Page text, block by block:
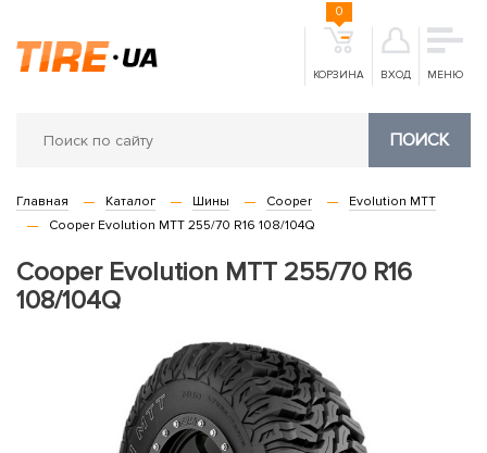
КОРЗИНА
0
ВХОД МЕНЮ
ПОИСК
Главная Каталог Шины Cooper
Evolution MTT
Cooper Evolution MTT 255/70 R16 108/104Q
Cooper Evolution MTT 255/70 R16
108/104Q